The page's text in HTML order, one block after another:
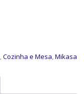
,Cozinha e Mesa,Mikasa